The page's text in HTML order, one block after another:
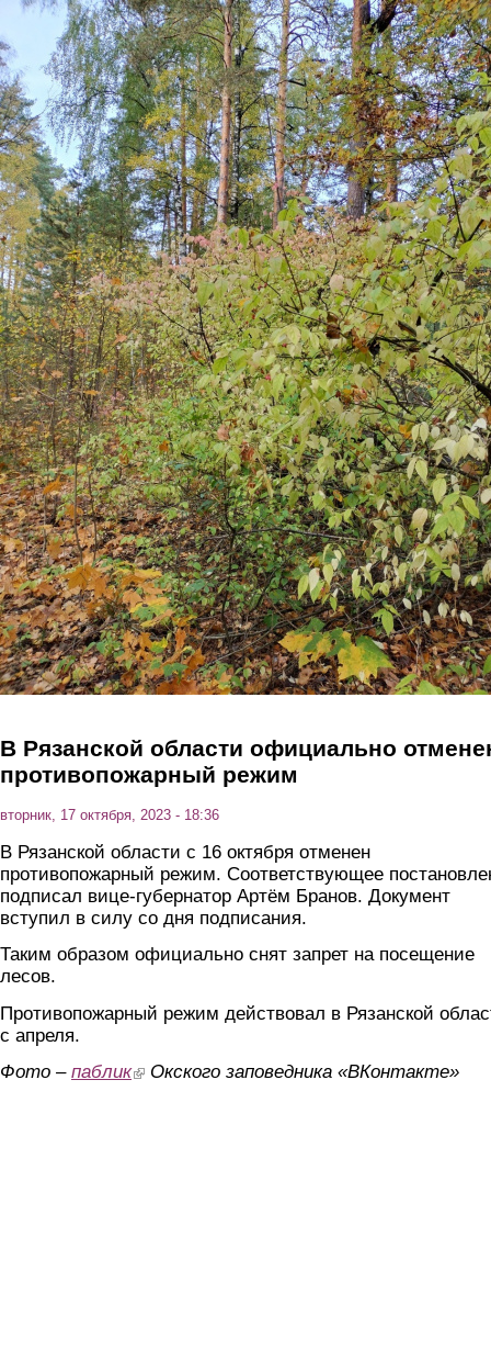
Перейти к основному содержанию
В Рязанской области официально
противопожарный режим
вторник, 17 октября, 2023 - 18:36
В Рязанской области с 16 октября отменен
противопожарный режим. Соответствующее
подписал вице-губернатор Артём Бранов. Документ
вступил в силу со дня подписания.
Таким образом официально снят запрет на посещение
лесов.
Противопожарный режим действовал в Рязанской
с апреля.
Фото – паблик(link is external)
Окского заповедника «ВКонтакте»